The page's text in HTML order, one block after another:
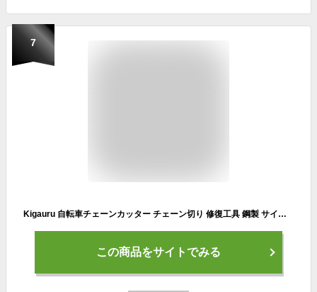
7
Kigauru 自転車チェーンカッター チェーン切り 修復工具 鋼製 サイクルチェーンピンリムーバー 防錆 耐久性 電気泳動プロセス チェーンチェッカー 自転車 メンテナンス ロードバイク マウンテンバイク 修理 工具
この商品をサイトでみる